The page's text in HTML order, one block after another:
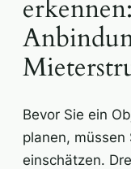
Bevor Sie ein
planen,
einschätzen.